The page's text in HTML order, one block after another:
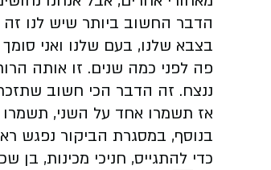
הדבר החשוב ביותר שיש לנו זה
בצבא שלנו, בעם שלנו ואני
פה לפני כמה שנים. זו אותה
ננצח. זה הדבר הכי חשוב
אז תשמרו אחד על השני, תשמרו
בנוסף, במסגרת הביקור נפגש
כדי להתגייס, חניכי מכינות,